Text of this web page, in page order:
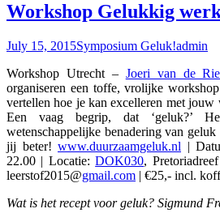
Workshop Gelukkig
July 15, 2015Symposium Geluk!admin
Workshop Utrecht – Joeri van de
organiseren een toffe, vrolijke
vertellen hoe je kan excelleren met
Een vaag begrip, dat ‘geluk?’
wetenschappelijke benadering van geluk
jij beter! www.duurzaamgeluk.nl |
22.00 | Locatie:DOK030,
leerstof2015@gmail.com | €25,- incl.
Wat is het recept voor geluk? Sigmund